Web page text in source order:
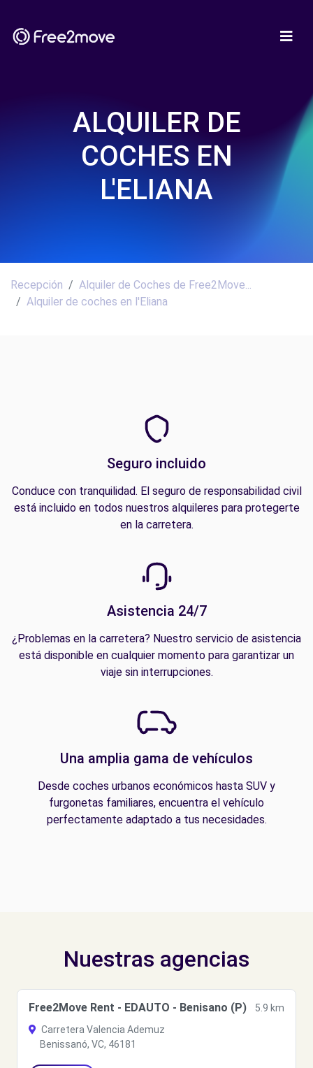
ALQUILER DE
COCHES EN
L'ELIANA
Recepción
Alquiler de Coches de Free2Move...
Alquiler de coches en l'Eliana
Seguro incluido
Conduce con tranquilidad. El seguro de responsabilidad civil
está incluido en todos nuestros alquileres para protegerte
en la carretera.
Asistencia 24/7
¿Problemas en la carretera? Nuestro servicio de asistencia
está disponible en cualquier momento para garantizar un
viaje sin interrupciones.
Una amplia gama de vehículos
Desde coches urbanos económicos hasta SUV y
furgonetas familiares, encuentra el vehículo
perfectamente adaptado a tus necesidades.
Nuestras agencias
Free2Move Rent - EDAUTO - Benisano (P)
5.9 km
Carretera Valencia Ademuz
Benissanó, VC, 46181